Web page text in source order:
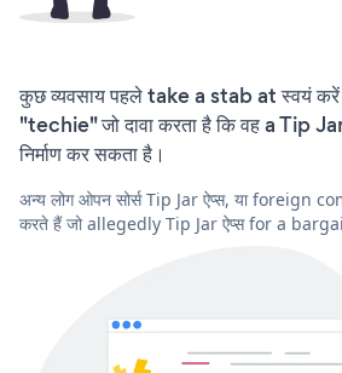
कुछ व्यवसाय पहले take a stab at स्वयं
"techie" जो दावा करता है कि वह a Tip
निर्माण कर सकता है।
अन्य लोग ओपन सोर्स Tip Jar ऐप्स, या foreign
करते हैं जो allegedly Tip Jar ऐप्स for a